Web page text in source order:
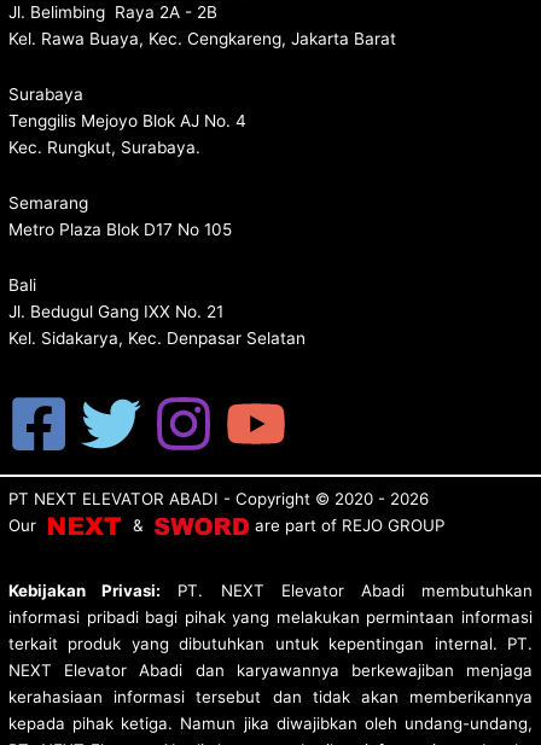
Jl. Belimbing Raya 2A - 2B
Kel. Rawa Buaya, Kec. Cengkareng, Jakarta Barat
Surabaya
Tenggilis Mejoyo Blok AJ No. 4
Kec. Rungkut, Surabaya.
Semarang
Metro Plaza Blok D17 No 105
Bali
Jl. Bedugul Gang IXX No. 21
Kel. Sidakarya, Kec. Denpasar Selatan
PT NEXT ELEVATOR ABADI - Copyright © 2020 - 2026
Our
& are part of REJO GROUP
Kebijakan Privasi: PT. NEXT Elevator Abadi membutuhkan
informasi pribadi bagi pihak yang melakukan permintaan informasi
terkait produk yang dibutuhkan untuk kepentingan internal. PT.
NEXT Elevator Abadi dan karyawannya berkewajiban menjaga
kerahasiaan informasi tersebut dan tidak akan memberikannya
kepada pihak ketiga. Namun jika diwajibkan oleh undang-undang,